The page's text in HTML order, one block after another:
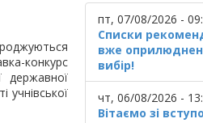
конкурс
державної
учнівської
пт, 07/08/2026 -
Списки
вже
вибір!
чт, 06/08/2026 -
Вітаємо зі